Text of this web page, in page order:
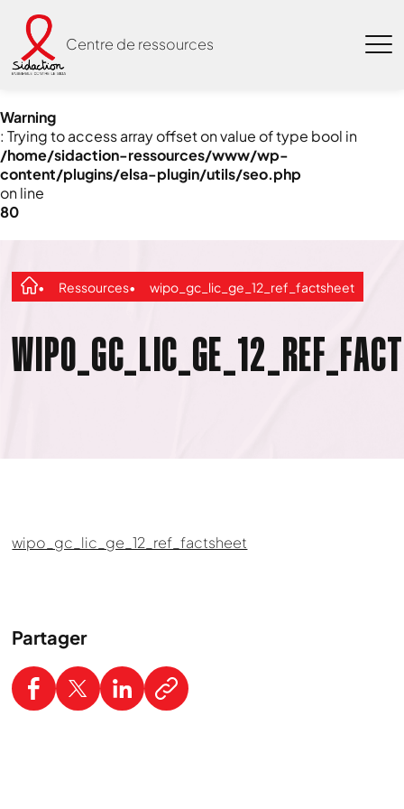
Warning
: Trying to access array offset on value of type bool in
/home/sidaction-ressources/www/wp-
content/plugins/elsa-plugin/utils/seo.php
on line
80
Centre de ressources
Ressources wipo_gc_lic_ge_12_ref_factsheet
wipo_gc_lic_ge_12_ref_factsheet
Partager